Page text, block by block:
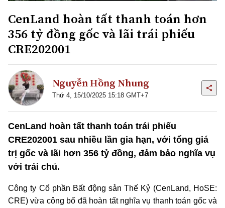
CenLand hoàn tất thanh toán hơn
356 tỷ đồng gốc và lãi trái phiếu
CRE202001
Nguyễn Hồng Nhung
Thứ 4, 15/10/2025 15:18 GMT+7
CenLand hoàn tất thanh toán trái phiếu
CRE202001 sau nhiều lần gia hạn, với tổng giá
trị gốc và lãi hơn 356 tỷ đồng, đảm bảo nghĩa vụ
với trái chủ.
Công ty Cổ phần Bất động sản Thế Kỷ (CenLand, HoSE:
CRE) vừa công bố đã hoàn tất nghĩa vụ thanh toán gốc và